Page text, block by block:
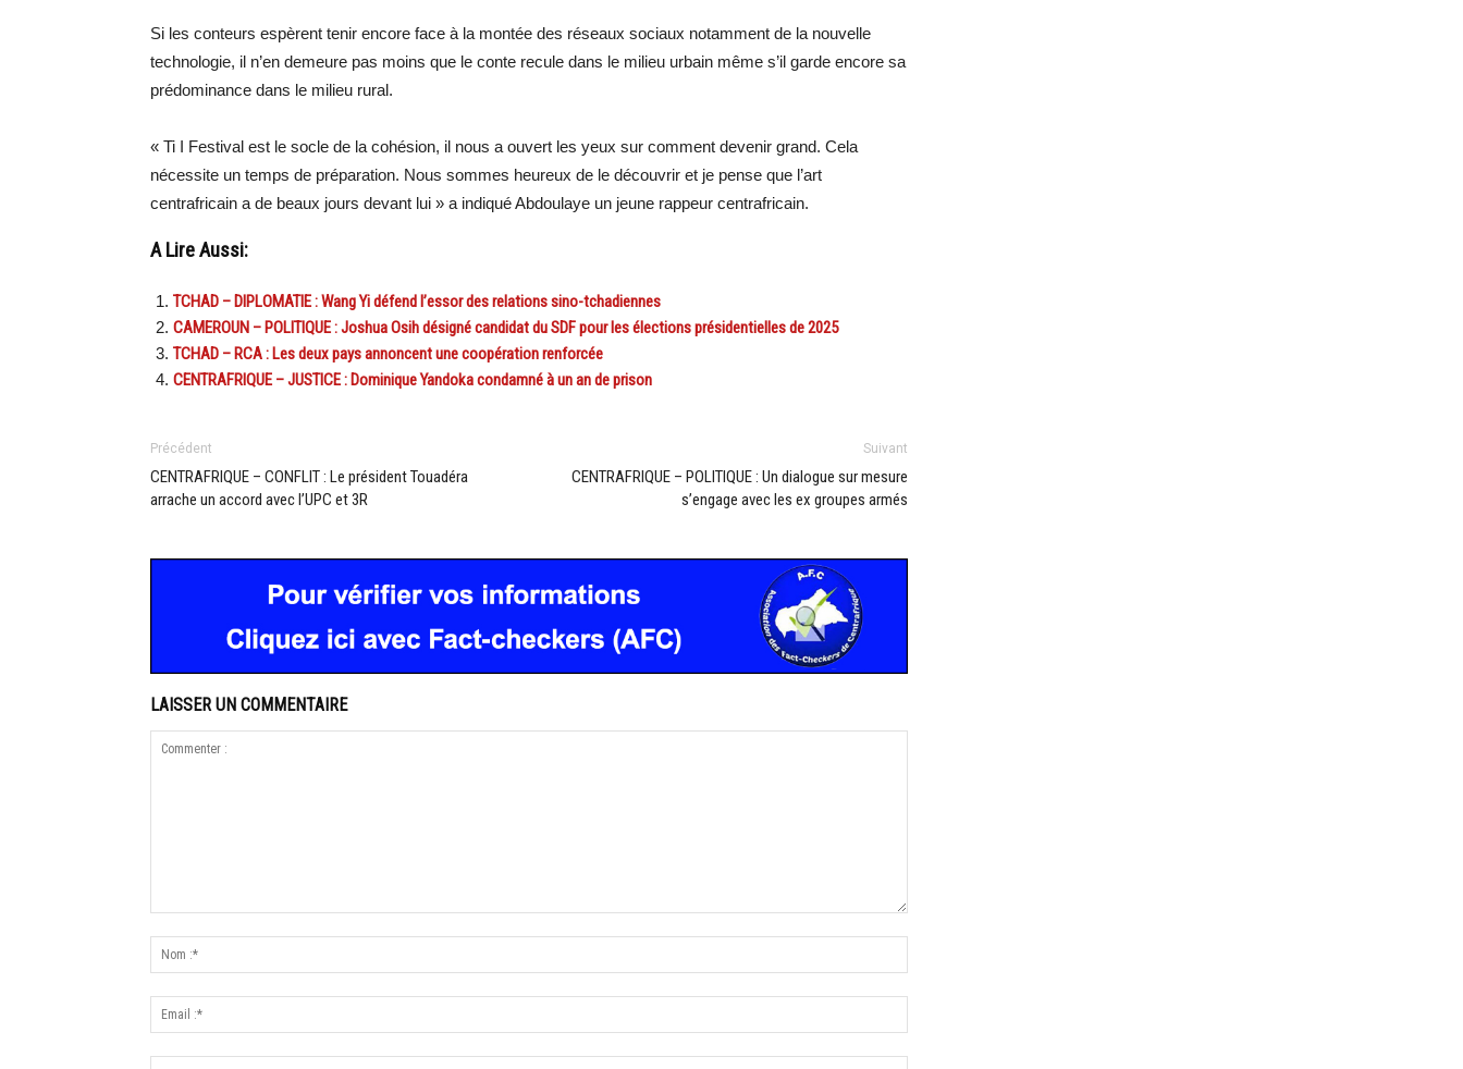
Si les conteurs espèrent tenir encore face à la montée des réseaux sociaux notamment de la nouvelle
technologie, il n’en demeure pas moins que le conte recule dans le milieu urbain même s’il garde encore sa
prédominance dans le milieu rural.
« Ti I Festival est le socle de la cohésion, il nous a ouvert les yeux sur comment devenir grand. Cela
nécessite un temps de préparation. Nous sommes heureux de le découvrir et je pense que l’art
centrafricain a de beaux jours devant lui » a indiqué Abdoulaye un jeune rappeur centrafricain.
A Lire Aussi:
TCHAD – DIPLOMATIE : Wang Yi défend l’essor des relations sino-tchadiennes
CAMEROUN – POLITIQUE : Joshua Osih désigné candidat du SDF pour les élections présidentielles de 2025
TCHAD – RCA : Les deux pays annoncent une coopération renforcée
CENTRAFRIQUE – JUSTICE : Dominique Yandoka condamné à un an de prison
Précédent
CENTRAFRIQUE – CONFLIT : Le président Touadéra
arrache un accord avec l’UPC et 3R
Suivant
CENTRAFRIQUE – POLITIQUE : Un dialogue sur mesure
s’engage avec les ex groupes armés
LAISSER UN COMMENTAIRE